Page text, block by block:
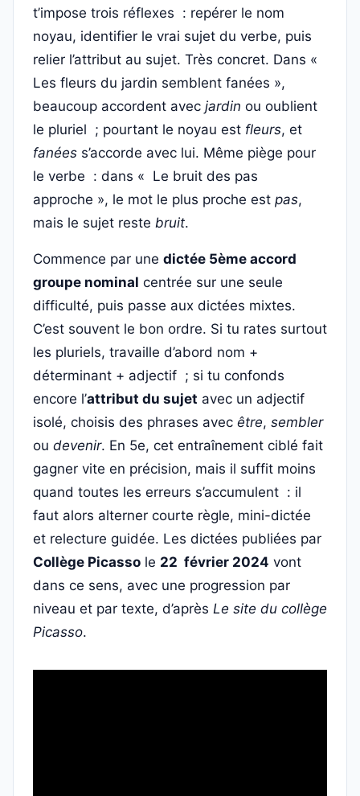
t’impose trois réflexes : repérer le nom
noyau, identifier le vrai sujet du verbe, puis
relier l’attribut au sujet. Très concret. Dans «
Les fleurs du jardin semblent fanées »,
beaucoup accordent avec jardin ou oublient
le pluriel ; pourtant le noyau est fleurs, et
fanées s’accorde avec lui. Même piège pour
le verbe : dans « Le bruit des pas
approche », le mot le plus proche est pas,
mais le sujet reste bruit.
Commence par une dictée 5ème accord
groupe nominal centrée sur une seule
difficulté, puis passe aux dictées mixtes.
C’est souvent le bon ordre. Si tu rates surtout
les pluriels, travaille d’abord nom +
déterminant + adjectif ; si tu confonds
encore l’attribut du sujet avec un adjectif
isolé, choisis des phrases avec être, sembler
ou devenir. En 5e, cet entraînement ciblé fait
gagner vite en précision, mais il suffit moins
quand toutes les erreurs s’accumulent : il
faut alors alterner courte règle, mini-dictée
et relecture guidée. Les dictées publiées par
Collège Picasso le 22 février 2024 vont
dans ce sens, avec une progression par
niveau et par texte, d’après Le site du collège
Picasso.